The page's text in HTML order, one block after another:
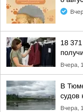
18
Вчера,
В
судов
Вчера,